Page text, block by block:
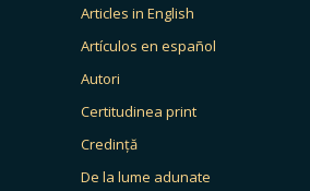
Articles in English
Artículos en español
Autori
Certitudinea print
Credință
De la lume adunate